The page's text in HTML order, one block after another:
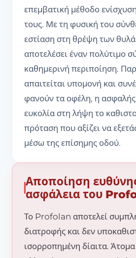
επεμβατική μέθοδο
τους. Με τη φυσική του
εστίαση στη θρέψη των
αποτελέσει έναν πολύτιμο
καθημερινή περιποίηση.
απαιτείται υπομονή και
φανούν τα οφέλη, η
ευκολία στη λήψη το
πρόταση που αξίζει να
μέσω της επίσημης οδού.
Αποποίηση
ασφάλεια του
Το Profolan αποτελεί
διατροφής και δεν
ισορροπημένη δίαιτα.